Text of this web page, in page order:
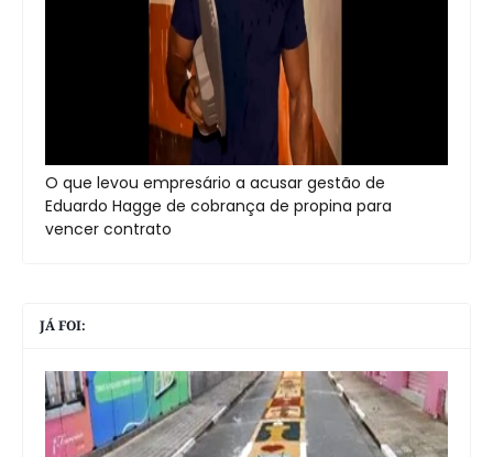
O que levou empresário a acusar gestão de
Eduardo Hagge de cobrança de propina para
vencer contrato
JÁ FOI: